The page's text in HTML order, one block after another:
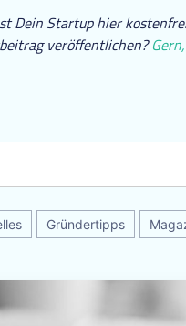
Dein Startup hier
veröffentlichen?
Gründertipps